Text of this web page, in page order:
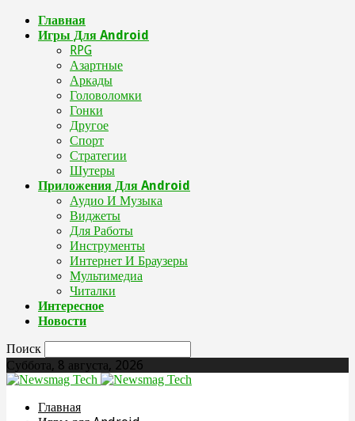
Главная
Игры Для Android
RPG
Азартные
Аркады
Головоломки
Гонки
Другое
Спорт
Стратегии
Шутеры
Приложения Для Android
Аудио И Музыка
Виджеты
Для Работы
Инструменты
Интернет И Браузеры
Мультимедиа
Читалки
Интересное
Новости
Поиск
Суббота, 8 августа, 2026
Главная